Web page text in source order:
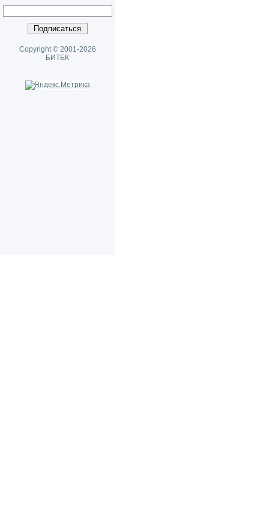
Copyright © 2001-2026
БИТЕК